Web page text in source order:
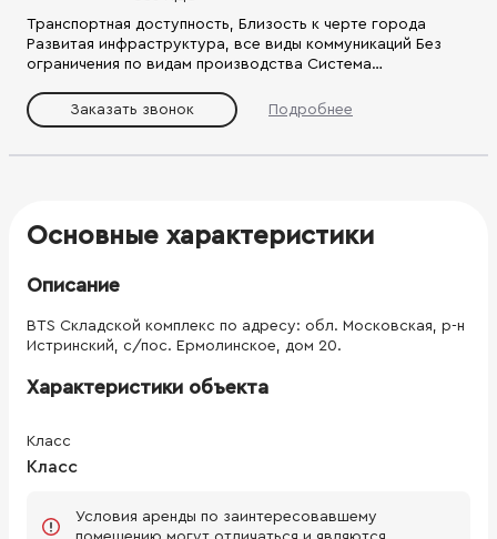
Транспортная доступность, Близость к черте города
Развитая инфраструктура, все виды коммуникаций Без
ограничения по видам производства Система
Высокоскоростной интернет Высокий стандарт качества
Доступ 24/7 Комбинирование складских,
Заказать звонок Подробнее
Основные характеристики
Описание
BTS Складской комплекс по адресу: обл. Московская, р-н
Истринский, с/пос. Ермолинское, дом 20.
Характеристики объекта
Класс
Класс
Условия аренды по заинтересовавшему